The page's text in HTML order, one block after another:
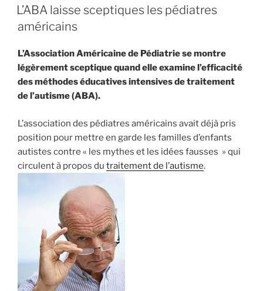
l’autisme
méthode
ABA
n’est
ni
scientifique
! »
LE
L’ABA laisse sceptiques les pédiatres
américains
L’Association Américaine de Pédiatrie se montre
légèrement sceptique quand elle examine l’efficacité
des méthodes éducatives intensives de traitement
de l’autisme (ABA).
L’association des pédiatres américains avait déjà pris
position pour mettre en garde les familles d’enfants
autistes contre « les mythes et les idées fausses » qui
circulent à propos du traitement de l’autisme.